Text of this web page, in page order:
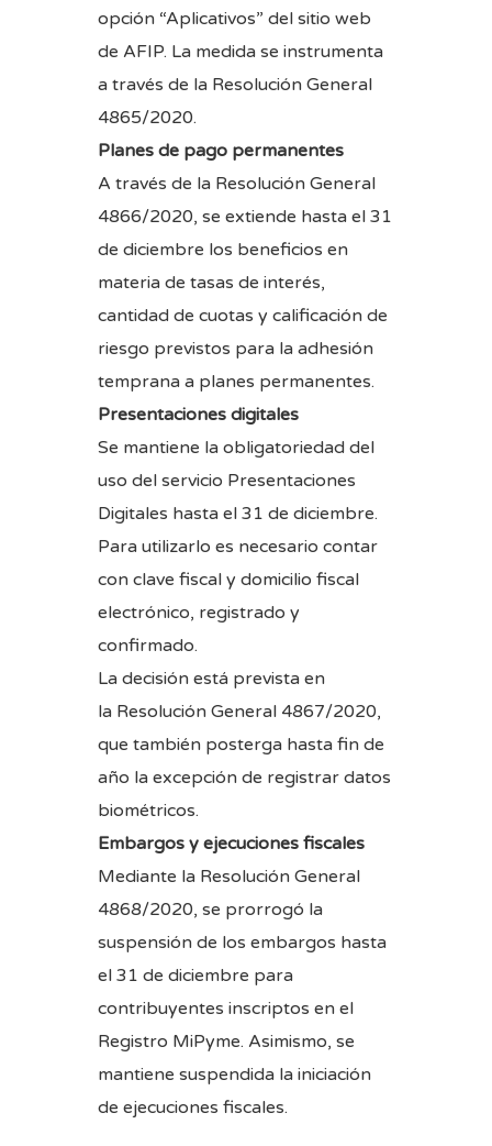
opción “Aplicativos” del sitio web
de AFIP. La medida se instrumenta
a través de la Resolución General
4865/2020.
Planes de pago permanentes
A través de la Resolución General
4866/2020, se extiende hasta el 31
de diciembre los beneficios en
materia de tasas de interés,
cantidad de cuotas y calificación de
riesgo previstos para la adhesión
temprana a planes permanentes.
Presentaciones digitales
Se mantiene la obligatoriedad del
uso del servicio Presentaciones
Digitales hasta el 31 de diciembre.
Para utilizarlo es necesario contar
con clave fiscal y domicilio fiscal
electrónico, registrado y
confirmado.
La decisión está prevista en
la Resolución General 4867/2020,
que también posterga hasta fin de
año la excepción de registrar datos
biométricos.
Embargos y ejecuciones fiscales
Mediante la Resolución General
4868/2020, se prorrogó la
suspensión de los embargos hasta
el 31 de diciembre para
contribuyentes inscriptos en el
Registro MiPyme. Asimismo, se
mantiene suspendida la iniciación
de ejecuciones fiscales.